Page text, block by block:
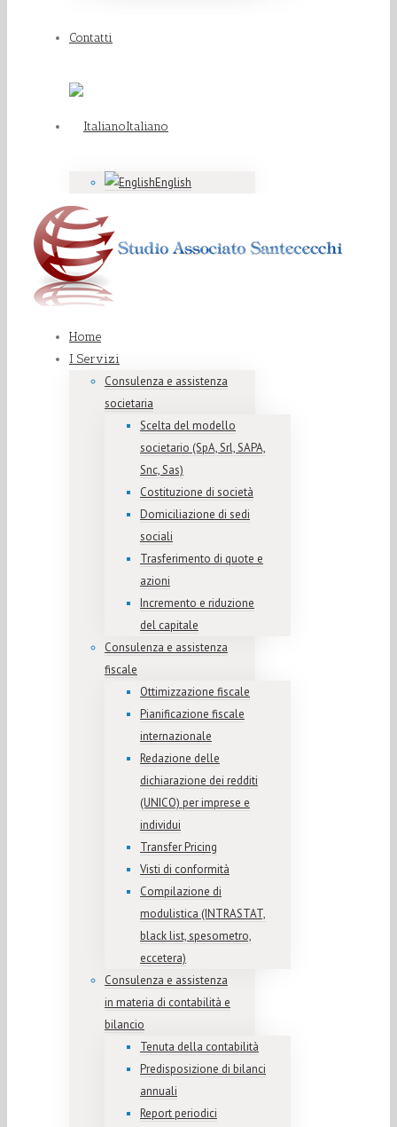
Contatti
Italiano
English
Home
I Servizi
Consulenza e assistenza
societaria
Scelta del modello
societario (SpA, Srl, SAPA,
Snc, Sas)
Costituzione di società
Domiciliazione di sedi
sociali
Trasferimento di quote e
azioni
Incremento e riduzione
del capitale
Consulenza e assistenza
fiscale
Ottimizzazione fiscale
Pianificazione fiscale
internazionale
Redazione delle
dichiarazione dei redditi
(UNICO) per imprese e
individui
Transfer Pricing
Visti di conformità
Compilazione di
modulistica (INTRASTAT,
black list, spesometro,
eccetera)
Consulenza e assistenza
in materia di contabilità e
bilancio
Tenuta della contabilità
Predisposizione di bilanci
annuali
Report periodici